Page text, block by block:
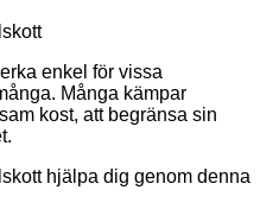
enkel för vissa
Många kämpar
kost, att begränsa sin
hjälpa dig genom denna